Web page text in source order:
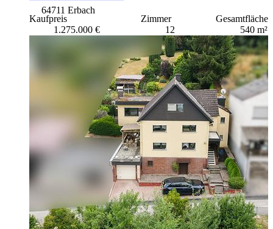
64711 Erbach
Kaufpreis
1.275.000 €
Zimmer
12
Gesamtfläche
540 m²